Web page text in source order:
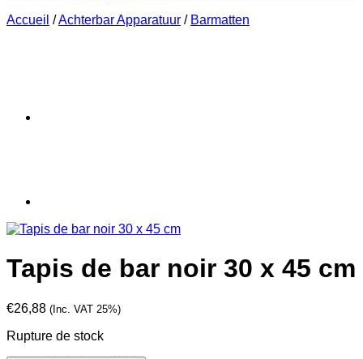
Accueil /Achterbar Apparatuur / Barmatten
Tapis de bar noir 30 x 45 cm
€26,88 (Inc. VAT 25%)
Rupture de stock